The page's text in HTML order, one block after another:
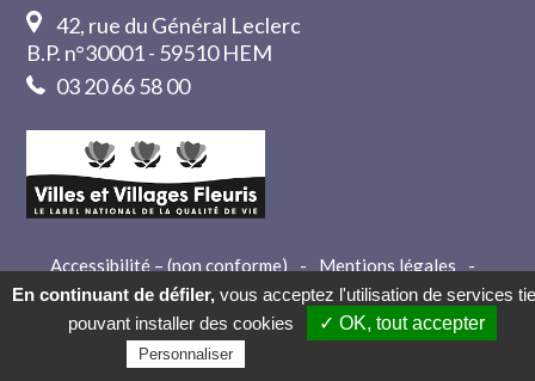
42, rue du Général Leclerc
B.P. n°30001 - 59510 HEM
03 20 66 58 00
Accessibilité – (non conforme) - Mentions légales
-
Crédits
- Contact
En continuant de défiler, vous acceptez l'utilisation de services
pouvant installer des cookies
✓ OK, tout accepter
Personnaliser